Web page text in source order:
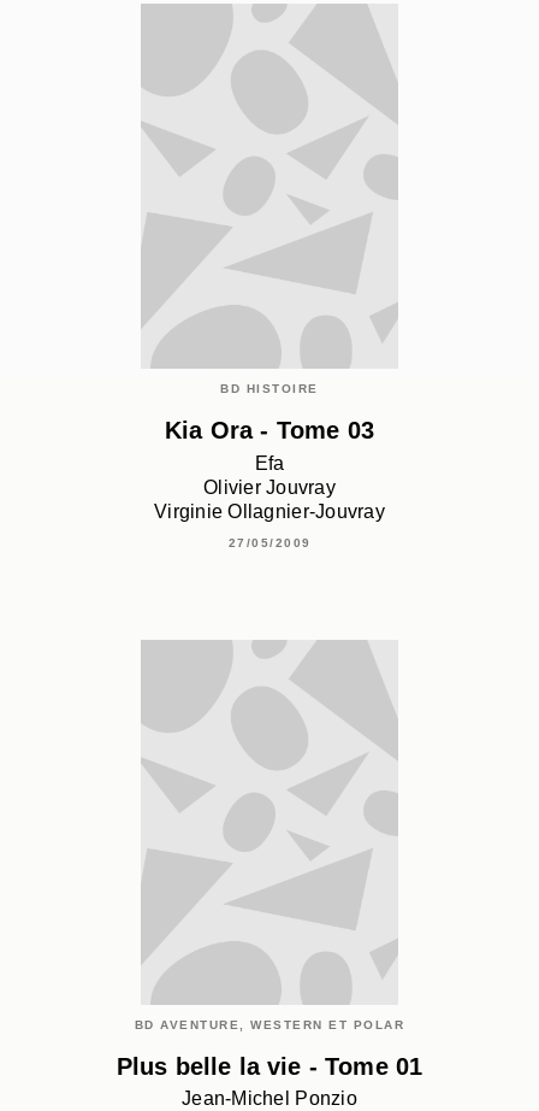
BD HISTOIRE
Kia Ora - Tome 03
Efa
Olivier Jouvray
Virginie Ollagnier-Jouvray
27/05/2009
BD AVENTURE, WESTERN ET POLAR
Plus belle la vie - Tome 01
Jean-Michel Ponzio